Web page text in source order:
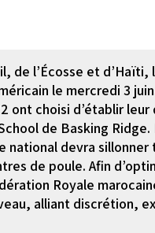
de l’Écosse et
le mercredi 3
ont choisi d’établir
de Basking
national devra
de poule. Afin
Royale
alliant discrétion,